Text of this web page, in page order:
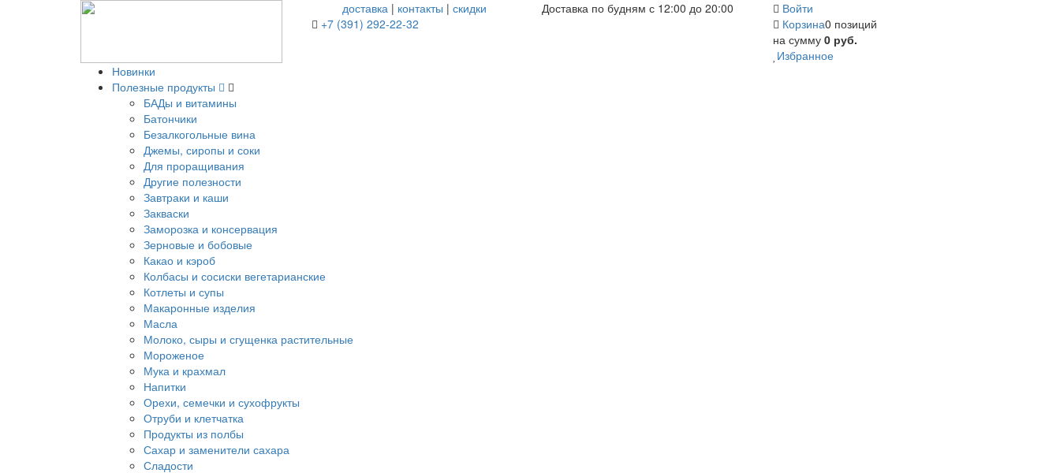
доставка | контакты |скидки
+7 (391) 292-22-32
Доставка по будням с 12:00 до 20:00
Войти
Корзина0 позиций
на сумму 0 руб.
Избранное
Новинки
Полезные продукты
БАДы и витамины
Батончики
Безалкогольные вина
Джемы, сиропы и соки
Для проращивания
Другие полезности
Завтраки и каши
Закваски
Заморозка и консервация
Зерновые и бобовые
Какао и кэроб
Колбасы и сосиски вегетарианские
Котлеты и супы
Макаронные изделия
Масла
Молоко, сыры и сгущенка растительные
Мороженое
Мука и крахмал
Напитки
Орехи, семечки и сухофрукты
Отруби и клетчатка
Продукты из полбы
Сахар и заменители сахара
Сладости